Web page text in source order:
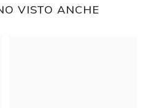
VISTO ANCHE